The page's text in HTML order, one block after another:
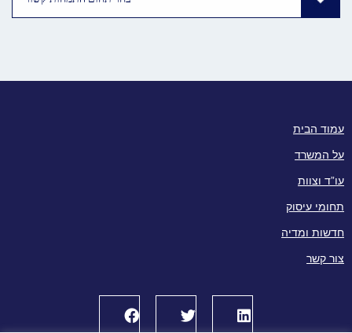
עמוד הבית
על המשרד
עו”ד וצוות
תחומי עיסוק
חדשות ומדיה
צור קשר
Facebook Twitter